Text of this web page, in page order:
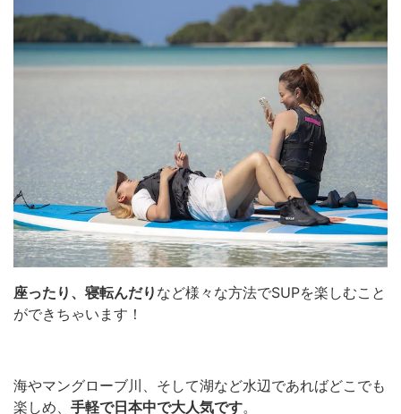
座ったり、寝転んだり など様々な方法でSUPを楽しむこと
ができちゃいます！
海やマングローブ川、そして湖など水辺であればどこでも
楽しめ、 手軽で日本中で大人気です。